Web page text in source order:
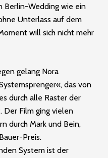
Berlin-Wedding wie ein
Unterlass auf dem
will sich nicht mehr
gelang Nora
das von
durch alle Raster der
Der Film ging vielen
durch Mark und Bein,
Preis.
System ist der